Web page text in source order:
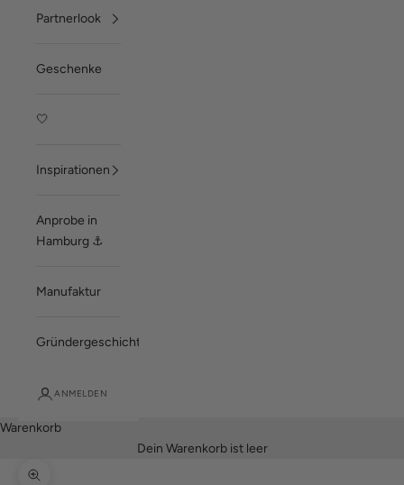
Partnerlook
Geschenke
🤍
Inspirationen
Anprobe in
Hamburg ⚓
Manufaktur
Gründergeschichte
ANMELDEN
Warenkorb
Dein Warenkorb ist leer